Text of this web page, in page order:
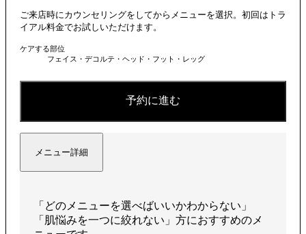
生
す
ご来店時にカウンセリングをしてからメニューを選択。初回はトラ
イアル料金でお試しいただけます。
ケアする部位
フェイス・デコルテ・ヘッド・フット・レッグ
予約に進む
メニュー詳細
「どのメニューを選べばいいかわからない」
「肌悩みを一つに絞れない」方におすすめのメ